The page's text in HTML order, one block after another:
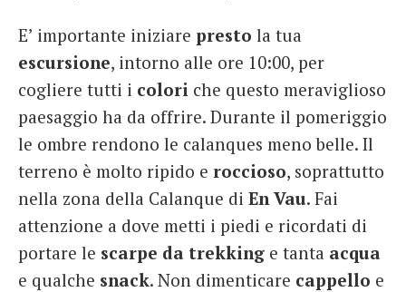
E’ importante iniziare presto la tua
escursione, intorno alle ore 10:00, per
cogliere tutti i colori che questo meraviglioso
paesaggio ha da offrire. Durante il pomeriggio
le ombre rendono le calanques meno belle. Il
terreno è molto ripido e roccioso, soprattutto
nella zona della Calanque di En Vau. Fai
attenzione a dove metti i piedi e ricordati di
portare le scarpe da trekking e tanta acqua
e qualche snack. Non dimenticare cappello e